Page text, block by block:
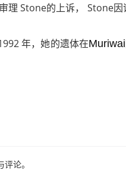
理 Stone的上诉， Stone
年，她的遗体在Muriwai
评论。